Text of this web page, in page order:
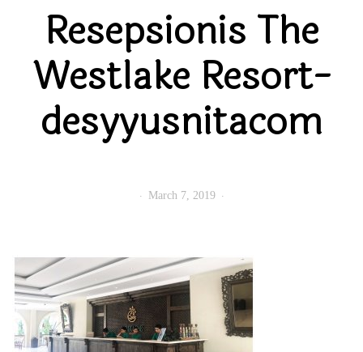
Resepsionis The
Westlake Resort-
desyyusnitacom
March 7, 2019